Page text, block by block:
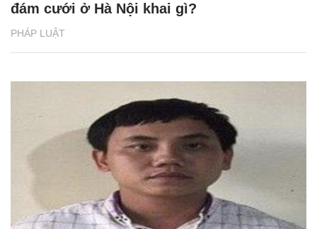
PHÁP LUẬT
đám cưới ở Hà Nội khai gì?